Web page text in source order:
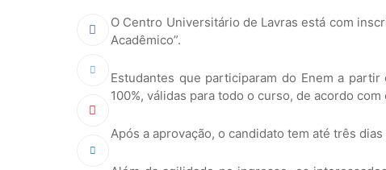
O Centro Universitário de Lavras está com
Acadêmico”.
Estudantes que participaram do Enem a
100%, válidas para todo o curso, de acordo
Após a aprovação, o candidato tem até três